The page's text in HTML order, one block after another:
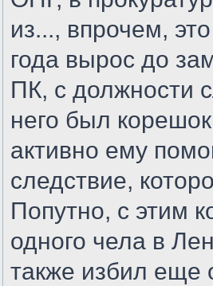
из..., впрочем,
года вырос до
ПК, с должности
него был
активно ему
следствие,
Попутно, с этим
одного чела в
также избил еще